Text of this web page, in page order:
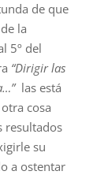
de que
la
5º del
“Dirigir las
las está
cosa
resultados
su
a ostentar